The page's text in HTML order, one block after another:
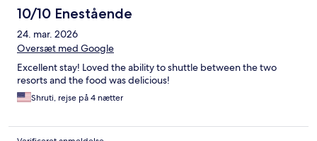
10/10 Enestående
24. mar. 2026
Oversæt med Google
Excellent stay! Loved the ability to shuttle between the two
resorts and the food was delicious!
Shruti, rejse på 4 nætter